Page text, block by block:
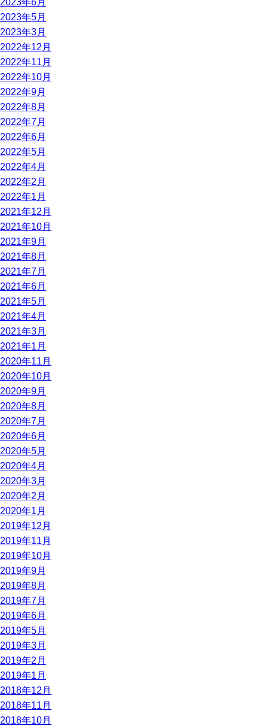
2023年6月
2023年5月
2023年3月
2022年12月
2022年11月
2022年10月
2022年9月
2022年8月
2022年7月
2022年6月
2022年5月
2022年4月
2022年2月
2022年1月
2021年12月
2021年10月
2021年9月
2021年8月
2021年7月
2021年6月
2021年5月
2021年4月
2021年3月
2021年1月
2020年11月
2020年10月
2020年9月
2020年8月
2020年7月
2020年6月
2020年5月
2020年4月
2020年3月
2020年2月
2020年1月
2019年12月
2019年11月
2019年10月
2019年9月
2019年8月
2019年7月
2019年6月
2019年5月
2019年3月
2019年2月
2019年1月
2018年12月
2018年11月
2018年10月